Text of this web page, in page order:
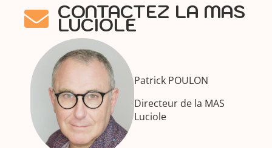
CONTACTEZ LA MAS
LUCIOLE
Patrick POULON
Directeur de la MAS
Luciole